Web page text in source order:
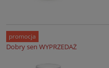
Dobry sen WYPRZEDAŻ
promocja